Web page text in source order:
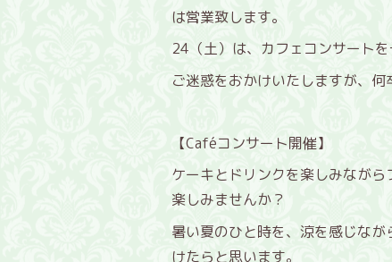
は営業致します。
24（土）は、カフェコンサート
ご迷惑をおかけいたしますが、
【Caféコンサート開催】
ケーキとドリンクを楽しみなが
楽しみませんか？
暑い夏のひと時を、涼を感じな
けたらと思います。